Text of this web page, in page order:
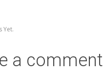
Yet.
a comment